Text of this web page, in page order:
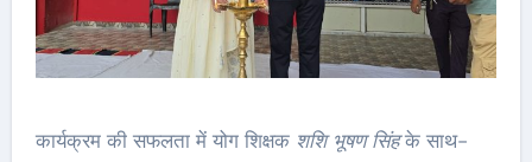
कार्यक्रम की सफलता में योग शिक्षक शशि भूषण सिंहके साथ-